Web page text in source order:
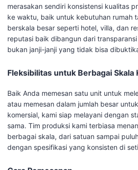
merasakan sendiri konsistensi kualitas
ke waktu, baik untuk kebutuhan rumah
berskala besar seperti hotel, villa, dan
reputasi baik dibangun dari
bukan janji-janji yang tidak bisa
Fleksibilitas untuk Berbagai Skala
Baik Anda memesan satu unit untuk
atau memesan dalam jumlah besar
komersial, kami siap melayani dengan
sama. Tim produksi kami terbiasa
berbagai skala, dari satuan sampai
dengan spesifikasi yang konsisten di